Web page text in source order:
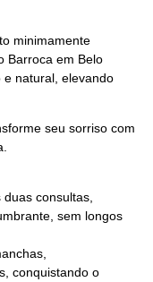
minimamente
Barroca em Belo
e natural, elevando
seu sorriso com
consultas,
sem longos
conquistando o